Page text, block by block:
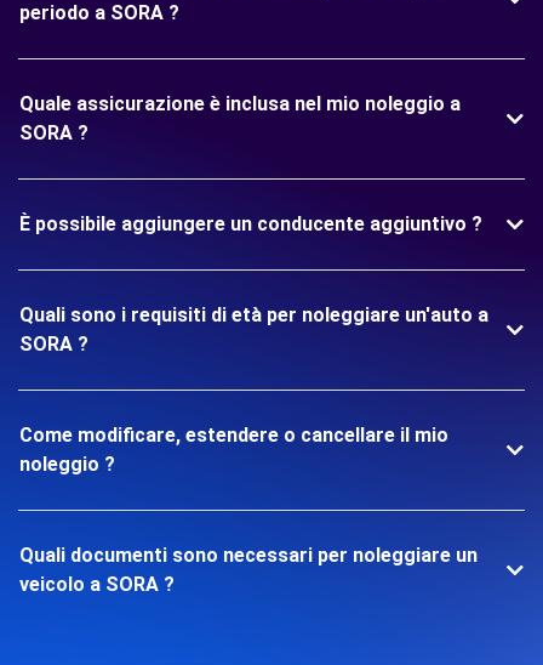
periodo a SORA ?
Quale assicurazione è inclusa nel mio noleggio a
SORA ?
È possibile aggiungere un conducente aggiuntivo ?
Quali sono i requisiti di età per noleggiare un'auto a
SORA ?
Come modificare, estendere o cancellare il mio
noleggio ?
Quali documenti sono necessari per noleggiare un
veicolo a SORA ?